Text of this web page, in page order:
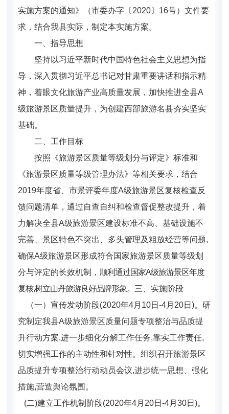
实施方案的通知》（市委办字〔2020〕16号）文件要
求，结合我县实际，制定本实施方案。
一、指导思想
坚持以习近平新时代中国特色社会主义思想为指
导，深入贯彻习近平总书记对甘肃重要讲话和指示精
神，着眼文化旅游产业高质量发展，加快推进全县A
级旅游景区质量提升，为创建西部旅游名县夯实坚实
基础。
二、工作目标
按照《旅游景区质量等级划分与评定》标准和
《旅游景区质量等级管理办法》等相关要求，结合
2019年度省、市景评委年度A级旅游景区复核检查反
馈问题清单，通过自查自纠和检查督促整改提升，着
力解决全县A级旅游景区建设标准不高、基础设施不
完善、景区特色不突出、多头管理及粗放经营等问题,
确保A级旅游景区形成符合国家旅游景区质量等级划
分与评定的长效机制， 顺利通过国家A级旅游景区年度
复核,树立山丹旅游良好品牌形象。 三、实施阶段
（一）宣传发动阶段(2020年4月10日-4月20日)。 研
究制定我县A级旅游景区质量问题专项整治与品质提
升行动方案,进一步细化分解工作任务,靠实工作责任,
切实增强工作的主动性和针对性。组织召开旅游景区
品质提升专项整治行动动员会议,进步统一思想、强化
措施,营造舆论氛围。
(二)建立工作机制阶段(2020年4月20日-4月30日)。